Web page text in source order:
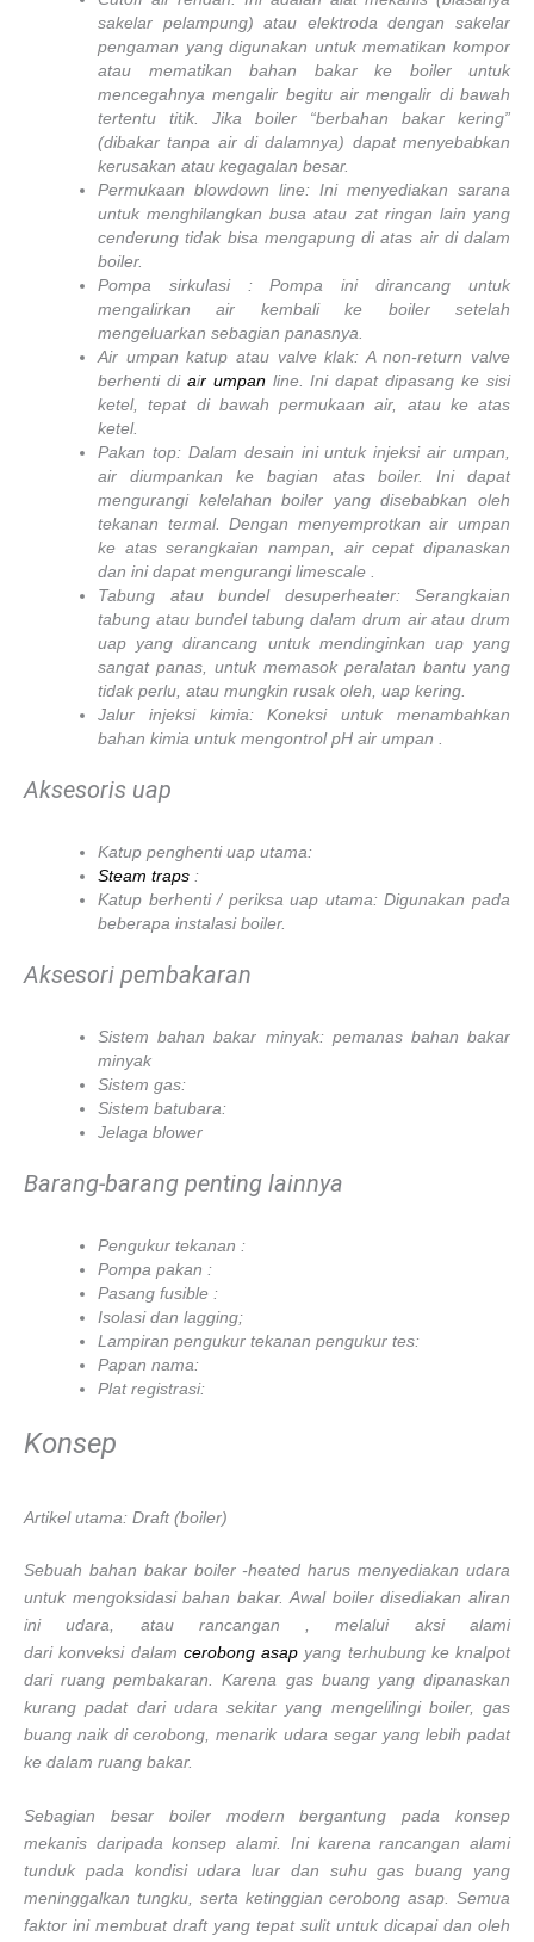
sakelar pelampung) atau elektroda dengan sakelar
pengaman yang digunakan untuk mematikan kompor
atau mematikan bahan bakar ke boiler untuk
mencegahnya mengalir begitu air mengalir di bawah
tertentu titik. Jika boiler “berbahan bakar kering”
(dibakar tanpa air di dalamnya) dapat menyebabkan
kerusakan atau kegagalan besar.
Permukaan blowdown line: Ini menyediakan sarana
untuk menghilangkan busa atau zat ringan lain yang
cenderung tidak bisa mengapung di atas air di dalam
boiler.
Pompa sirkulasi : Pompa ini dirancang untuk
mengalirkan air kembali ke boiler setelah
mengeluarkan sebagian panasnya.
Air umpan katup atau valve klak: A non-return valve
berhenti di air umpanline. Ini dapat dipasang ke sisi
ketel, tepat di bawah permukaan air, atau ke atas
ketel.
Pakan top: Dalam desain ini untuk injeksi air umpan,
air diumpankan ke bagian atas boiler. Ini dapat
mengurangi kelelahan boiler yang disebabkan oleh
tekanan termal. Dengan menyemprotkan air umpan
ke atas serangkaian nampan, air cepat dipanaskan
dan ini dapat mengurangi limescale .
Tabung atau bundel desuperheater: Serangkaian
tabung atau bundel tabung dalam drum air atau drum
uap yang dirancang untuk mendinginkan uap yang
sangat panas, untuk memasok peralatan bantu yang
tidak perlu, atau mungkin rusak oleh, uap kering.
Jalur injeksi kimia: Koneksi untuk menambahkan
bahan kimia untuk mengontrol pH air umpan .
Aksesoris uap
Katup penghenti uap utama:
Steam traps :
Katup berhenti / periksa uap utama: Digunakan pada
beberapa instalasi boiler.
Aksesori pembakaran
Sistem bahan bakar minyak: pemanas bahan bakar
minyak
Sistem gas:
Sistem batubara:
Jelaga blower
Barang-barang penting lainnya
Pengukur tekanan :
Pompa pakan :
Pasang fusible :
Isolasi dan lagging;
Lampiran pengukur tekanan pengukur tes:
Papan nama:
Plat registrasi:
Konsep
Artikel utama: Draft (boiler)
Sebuah bahan bakar boiler -heated harus menyediakan udara
untuk mengoksidasi bahan bakar. Awal boiler disediakan aliran
ini udara, atau rancangan , melalui aksi alami
dari konveksi dalam cerobong asap yang terhubung ke knalpot
dari ruang pembakaran. Karena gas buang yang dipanaskan
kurang padat dari udara sekitar yang mengelilingi boiler, gas
buang naik di cerobong, menarik udara segar yang lebih padat
ke dalam ruang bakar.
Sebagian besar boiler modern bergantung pada konsep
mekanis daripada konsep alami. Ini karena rancangan alami
tunduk pada kondisi udara luar dan suhu gas buang yang
meninggalkan tungku, serta ketinggian cerobong asap. Semua
faktor ini membuat draft yang tepat sulit untuk dicapai dan oleh